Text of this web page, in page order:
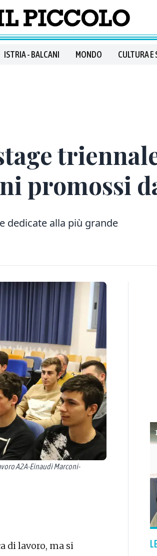
ISTRIA - BALCANI MONDO CULTURA
promossi
dedicate alla più grande
A2A-Einaudi Marconi-
di lavoro, ma si